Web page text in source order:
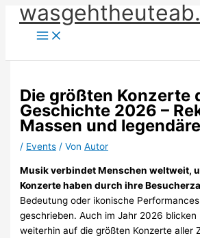
Zum
Inhalt
springen
Die größten Konzerte
Geschichte 2026 –
Massen und
/ Events / VonAutor
Musik verbindet Menschen weltweit,
Konzerte haben durch ihre
Bedeutung oder ikonische
geschrieben. Auch im Jahr 2026 blicken
weiterhin auf die größten Konzerte aller